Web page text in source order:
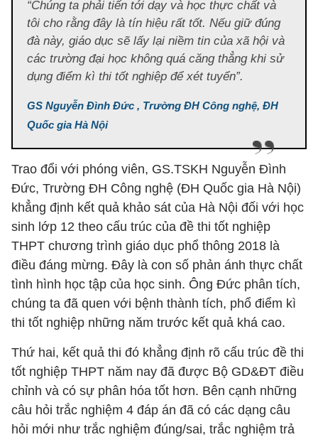
“Chúng ta phải tiến tới dạy và học thực chất và
tôi cho rằng đây là tín hiệu rất tốt. Nếu giữ đúng
đà này, giáo dục sẽ lấy lại niềm tin của xã hội và
các trường đại học không quá căng thẳng khi sử
dụng điểm kì thi tốt nghiệp để xét tuyển”.
GS Nguyễn Đình Đức , Trường ĐH Công nghệ, ĐH
Quốc gia Hà Nội
Trao đổi với phóng viên, GS.TSKH Nguyễn Đình
Đức, Trường ĐH Công nghệ (ĐH Quốc gia Hà Nội)
khẳng định kết quả khảo sát của Hà Nội đối với học
sinh lớp 12 theo cấu trúc của đề thi tốt nghiệp
THPT chương trình giáo dục phổ thông 2018 là
điều đáng mừng. Đây là con số phản ánh thực chất
tình hình học tập của học sinh. Ông Đức phân tích,
chúng ta đã quen với bệnh thành tích, phổ điểm kì
thi tốt nghiệp những năm trước kết quả khá cao.
Thứ hai, kết quả thi đó khẳng định rõ cấu trúc đề thi
tốt nghiệp THPT năm nay đã được Bộ GD&ĐT điều
chỉnh và có sự phân hóa tốt hơn. Bên cạnh những
câu hỏi trắc nghiệm 4 đáp án đã có các dạng câu
hỏi mới như trắc nghiệm đúng/sai, trắc nghiệm trả